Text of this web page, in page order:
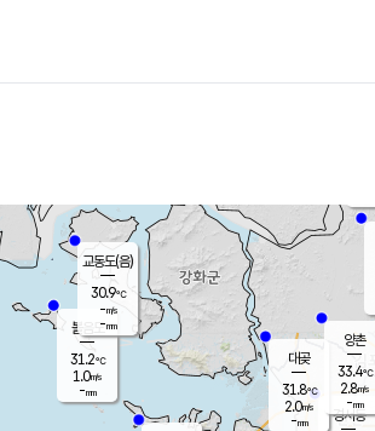
볼음도
31.2℃
1.0m/s
-mm
경서동
대곶
31.8℃
2.0m/s
-mm
양촌
33.4℃
2.8m/s
-mm
교동도(음)
30.9℃
-m/s
-mm